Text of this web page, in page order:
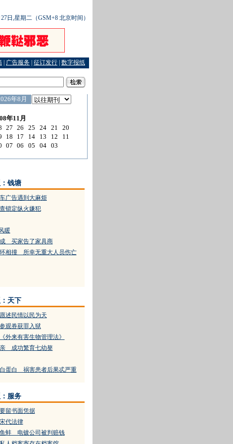
日,星期二（GSM+8 北京时间）
广告服务 征订发行 数字报纸
法草案上全国人大常委会审议台
钱塘
广告遇到大麻烦
锁定纵火嫌犯
暖
买家告了家具商
相撞 所幸无重大人员伤亡
天下
述民情以民为天
观券获罪入狱
外来有害生物管理法》
成功繁育七幼獒
蛋白 祸害患者后果忒严重
服务
留书面凭据
代法律
蚌 电镀公司被判赔钱